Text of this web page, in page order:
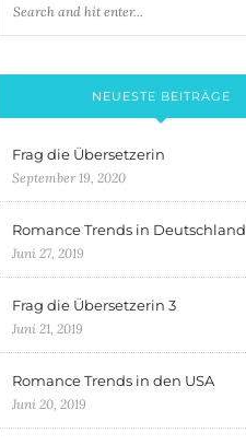
NEUESTE BEITRÄGE
Frag die Übersetzerin
September 19, 2020
Romance Trends in Deutschland
Juni 27, 2019
Frag die Übersetzerin 3
Juni 21, 2019
Romance Trends in den USA
Juni 20, 2019